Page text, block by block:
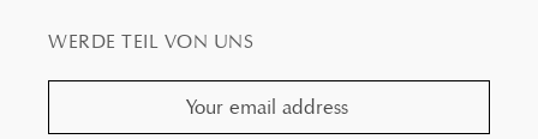
WERDE TEIL VON UNS